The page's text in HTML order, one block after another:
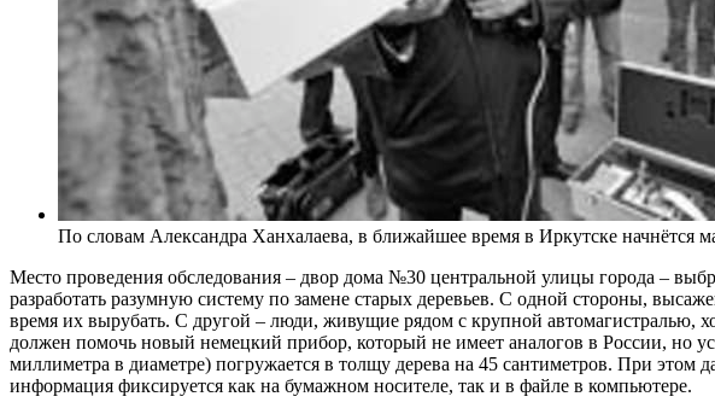
По словам Александра Ханхалаева, в ближайшее время в Иркутске начнётся
Место проведения обследования – двор дома №30 центральной улицы города –
разработать разумную систему по замене старых деревьев. С одной стороны,
время их вырубать. С другой – люди, живущие рядом с крупной автомагистралью,
должен помочь новый немецкий прибор, который не имеет аналогов в России, но
миллиметра в диаметре) погружается в толщу дерева на 45 сантиметров. При этом
информация фиксируется как на бумажном носителе, так и в файле в компьютере.